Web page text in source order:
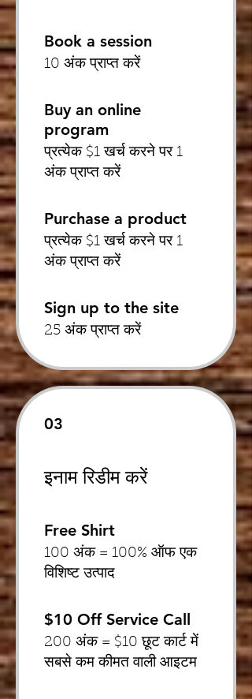
Book a session
10 अंक प्राप्त करें
Buy an online
program
प्रत्येक $1 खर्च करने पर 1
अंक प्राप्त करें
Purchase a product
प्रत्येक $1 खर्च करने पर 1
अंक प्राप्त करें
Sign up to the site
25 अंक प्राप्त करें
03
इनाम रिडीम करें
Free Shirt
100 अंक = 100% ऑफ एक
विशिष्ट उत्पाद
$10 Off Service Call
200 अंक = $10 छूट कार्ट में
सबसे कम कीमत वाली आइटम